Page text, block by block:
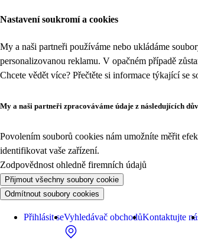
Nastavení soukromí a cookies
My a naši partneři používáme nebo ukládáme
personalizovanou reklamu. V opačném případě
Chcete vědět více? Přečtěte si informace týkající se
My a naši partneři zpracováváme údaje z následujících
Povolením souborů cookies nám umožníte měřit
identifikovat vaše zařízení.
Zodpovědnost ohledně firemních údajů
Přijmout všechny soubory cookie
Odmítnout soubory cookies
Přihlásit seVyhledávač obchodůKontaktujte